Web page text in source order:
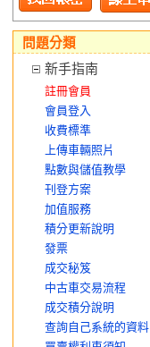
問題分類
新手指南
註冊會員
會員登入
收費標準
上傳車輛照片
點數與儲值教學
刊登方案
加值服務
積分更新說明
發票
成交秘笈
中古車交易流程
成交積分說明
查詢自己系統的資料